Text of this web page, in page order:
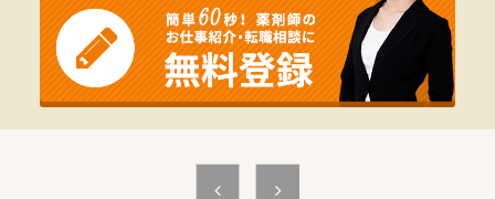
【こんな方にオススメ】
■駅チカ1分の好立地で、通勤時間を短縮し効率よく働きたい方
に最適です。
■綺麗な職場で、最新の設備に囲まれて気持ちよく仕事をしたい
方におすすめです。
■車通勤が可能で、雨の日や荷物が多い日でも快適に通勤するこ